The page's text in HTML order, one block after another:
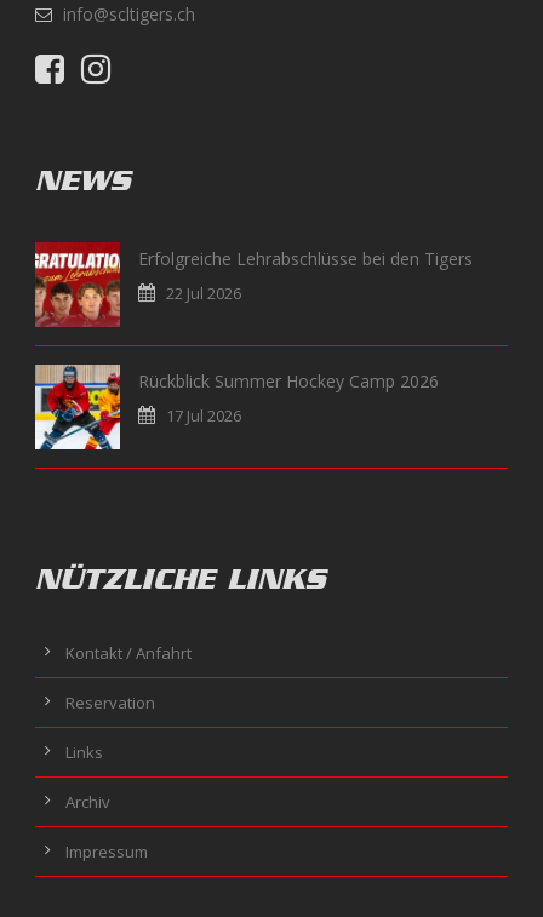
info@scltigers.ch
NEWS
Erfolgreiche Lehrabschlüsse bei den Tigers
22 Jul 2026
Rückblick Summer Hockey Camp 2026
17 Jul 2026
NÜTZLICHE LINKS
Kontakt / Anfahrt
Reservation
Links
Archiv
Impressum